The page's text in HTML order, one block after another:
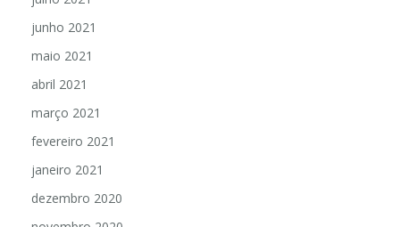
junho 2021
maio 2021
abril 2021
março 2021
fevereiro 2021
janeiro 2021
dezembro 2020